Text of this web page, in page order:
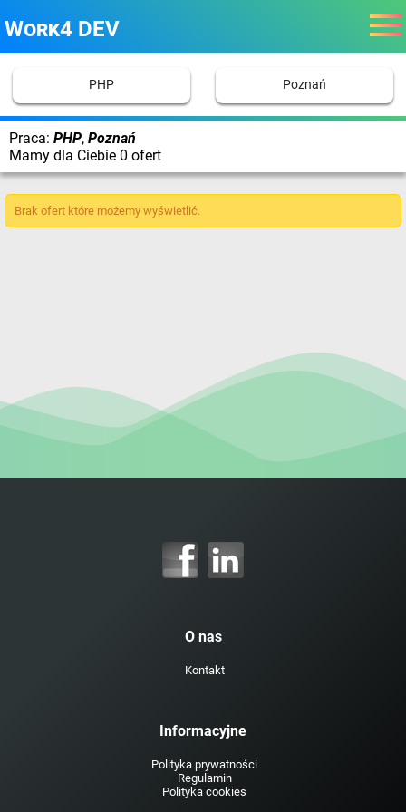
Work4 DEV
PHP Poznań
Praca: PHP, Poznań
Mamy dla Ciebie 0 ofert
Brak ofert które możemy wyświetlić.
O nas
Kontakt
Informacyjne
Polityka prywatności
Regulamin
Polityka cookies